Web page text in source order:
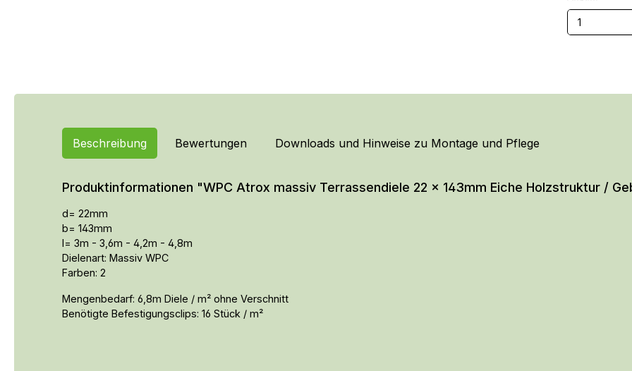
Beschreibung Bewertungen Downloads und Hinweise zu Montage und Pflege
Produktinformationen "WPC Atrox massiv Terrassendiele 22 x 143mm Eiche Holzstruktur /
d= 22mm
b= 143mm
l= 3m - 3,6m - 4,2m - 4,8m
Dielenart: Massiv WPC
Farben: 2
Mengenbedarf: 6,8m Diele / m² ohne Verschnitt
Benötigte Befestigungsclips: 16 Stück / m²